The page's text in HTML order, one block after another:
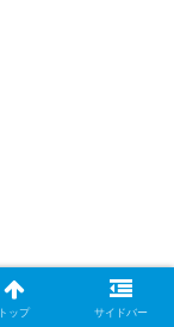
トップ サイドバー